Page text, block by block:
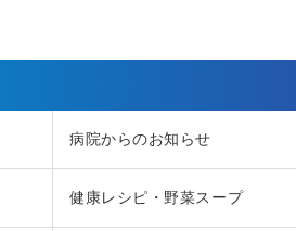
病院からのお知らせ
健康レシピ・野菜スープ